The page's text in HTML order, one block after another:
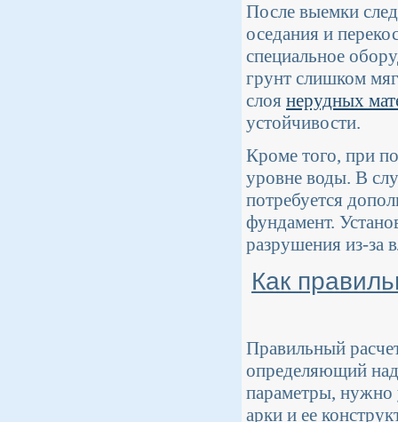
После выемки
оседания и
специальное
грунт слишком
слоя нерудных
устойчивости.
Кроме того, при
уровне воды. В
потребуется
фундамент.
разрушения из-за
Как
Правильный
определяющий
параметры, нужно
арки и ее